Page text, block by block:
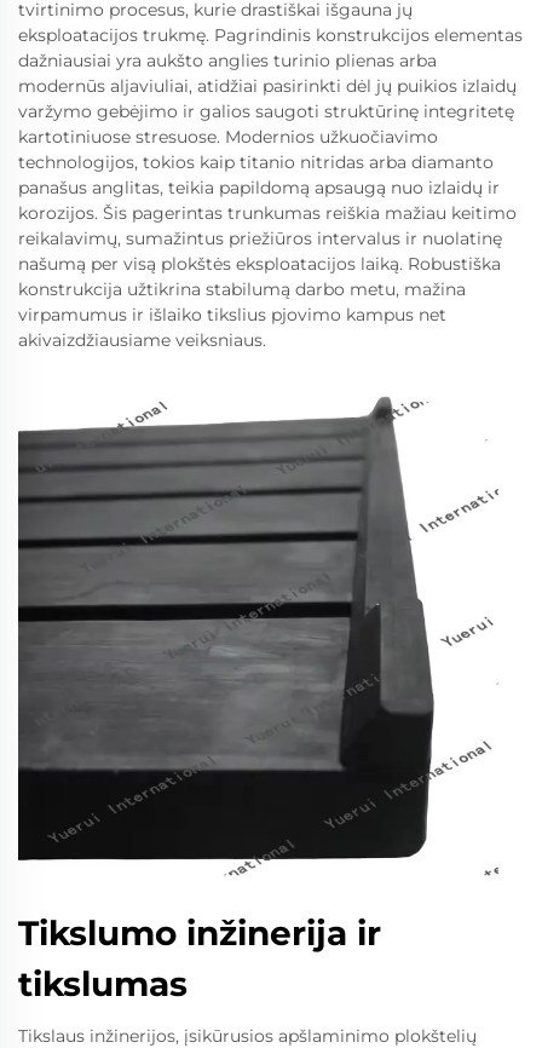
tvirtinimo procesus, kurie drastiškai išgauna jų
eksploatacijos trukmę. Pagrindinis konstrukcijos elementas
dažniausiai yra aukšto anglies turinio plienas arba
modernūs aljaviuliai, atidžiai pasirinkti dėl jų puikios izlaidų
varžymo gebėjimo ir galios saugoti struktūrinę integritetę
kartotiniuose stresuose. Modernios užkuočiavimo
technologijos, tokios kaip titanio nitridas arba diamanto
panašus anglitas, teikia papildomą apsaugą nuo izlaidų ir
korozijos. Šis pagerintas trunkumas reiškia mažiau keitimo
reikalavimų, sumažintus priežiūros intervalus ir nuolatinę
našumą per visą plokštės eksploatacijos laiką. Robustiška
konstrukcija užtikrina stabilumą darbo metu, mažina
virpamumus ir išlaiko tikslius pjovimo kampus net
akivaizdžiausiame veiksniaus.
Tikslumo inžinerija ir
tikslumas
Tikslaus inžinerijos, įsikūrusios apšlaminimo plokštelių